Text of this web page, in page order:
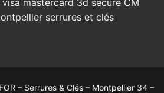
– Serrures & Clés – Montpellier 34 –